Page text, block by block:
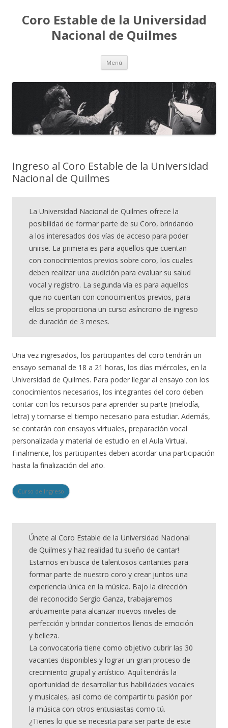
Coro Estable de la Universidad
Nacional de Quilmes
Menú Saltar
contenido
Ingreso al Coro Estable de la Universidad
Nacional de Quilmes
La Universidad Nacional de Quilmes ofrece la
posibilidad de formar parte de su Coro, brindando
a los interesados ​​dos vías de acceso para poder
unirse. La primera es para aquellos que cuentan
con conocimientos previos sobre coro, los cuales
deben realizar una audición para evaluar su salud
vocal y registro. La segunda vía es para aquellos
que no cuentan con conocimientos previos, para
ellos se proporciona un curso asíncrono de ingreso
de duración de 3 meses.
Una vez ingresados, los participantes del coro tendrán un
ensayo semanal de 18 a 21 horas, los días miércoles, en la
Universidad de Quilmes. Para poder llegar al ensayo con los
conocimientos necesarios, los integrantes del coro deben
contar con los recursos para aprender su parte (melodía,
letra) y tomarse el tiempo necesario para estudiar. Además,
se contarán con ensayos virtuales, preparación vocal
personalizada y material de estudio en el Aula Virtual.
Finalmente, los participantes deben acordar una participación
hasta la finalización del año.
Curso de Ingreso
Únete al Coro Estable de la Universidad Nacional
de Quilmes y haz realidad tu sueño de cantar!
Estamos en busca de talentosos cantantes para
formar parte de nuestro coro y crear juntos una
experiencia única en la música. Bajo la dirección
del reconocido Sergio Ganza, trabajaremos
arduamente para alcanzar nuevos niveles de
perfección y brindar conciertos llenos de emoción
y belleza.
La convocatoria tiene como objetivo cubrir las 30
vacantes disponibles y lograr un gran proceso de
crecimiento grupal y artístico. Aquí tendrás la
oportunidad de desarrollar tus habilidades vocales
y musicales, así como de compartir tu pasión por
la música con otros entusiastas como tú.
¿Tienes lo que se necesita para ser parte de este